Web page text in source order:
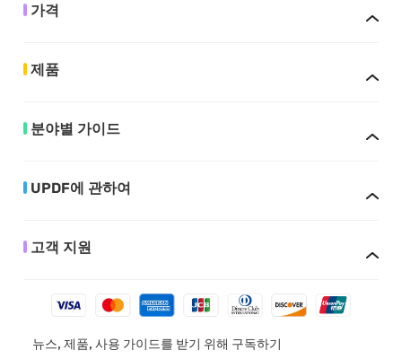
가격
제품
분야별 가이드
UPDF에 관하여
고객 지원
뉴스, 제품, 사용 가이드를 받기 위해 구독하기